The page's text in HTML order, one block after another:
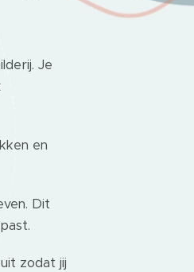
Je
en
Dit
uit zodat jij